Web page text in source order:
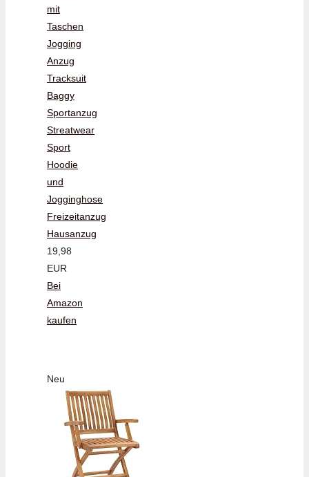
mit
Taschen
Jogging
Anzug
Tracksuit
Baggy
Sportanzug
Streatwear
Sport
Hoodie
und
Jogginghose
Freizeitanzug
Hausanzug
19,98
EUR
Bei
Amazon
kaufen
Neu